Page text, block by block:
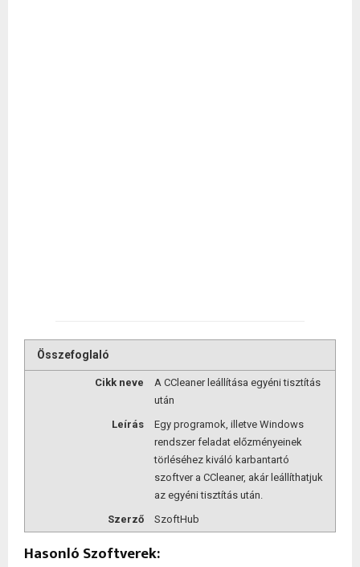
Összefoglaló
Cikk neve
A CCleaner leállítása egyéni tisztítás
után
Leírás
Egy programok, illetve Windows
rendszer feladat előzményeinek
törléséhez kiváló karbantartó
szoftver a CCleaner, akár leállíthatjuk
az egyéni tisztítás után.
Szerző
SzoftHub
Hasonló Szoftverek: